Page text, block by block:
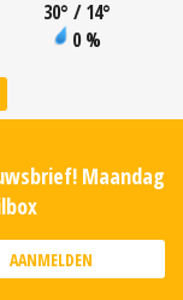
30° / 14°
0 %
Maandag
AANMELDEN